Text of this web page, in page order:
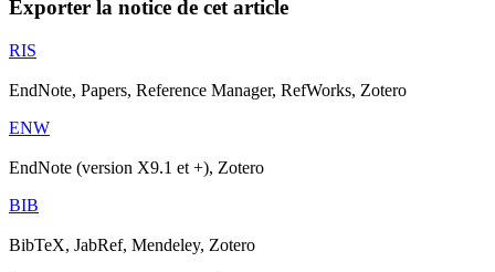
Exporter la notice de cet article
RIS
EndNote, Papers, Reference Manager, RefWorks, Zotero
ENW
EndNote (version X9.1 et +), Zotero
BIB
BibTeX, JabRef, Mendeley, Zotero